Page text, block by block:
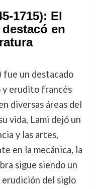
1715): El
en
un destacado
erudito francés
diversas áreas del
vida, Lami dejó un
y las artes,
en la mecánica, la
sigue siendo un
del siglo